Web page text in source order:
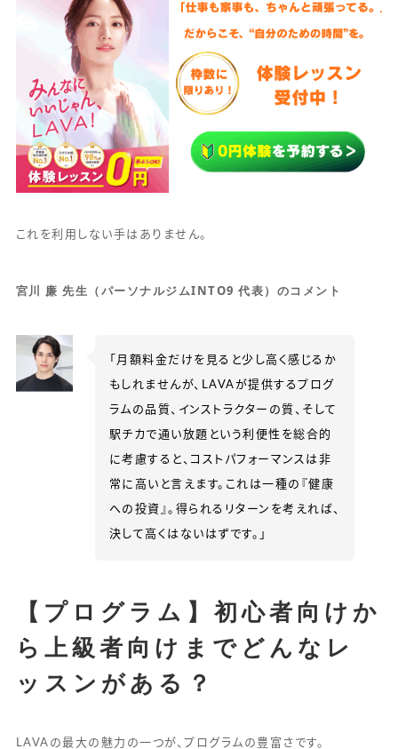
これを利用しない手はありません。
宮川 廉 先生（パーソナルジムINTO9 代表）のコメント
「月額料金だけを見ると少し高く感じるか
もしれませんが、LAVAが提供するプログ
ラムの品質、インストラクターの質、そして
駅チカで通い放題という利便性を総合的
に考慮すると、コストパフォーマンスは非
常に高いと言えます。これは一種の『健康
への投資』。得られるリターンを考えれば、
決して高くはないはずです。」
【プログラム】初心者向けか
ら上級者向けまでどんなレ
ッスンがある？
LAVAの最大の魅力の一つが、プログラムの豊富さです。